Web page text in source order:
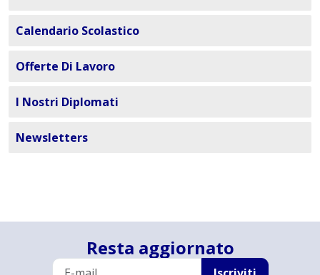
Calendario Scolastico
Offerte Di Lavoro
I Nostri Diplomati
Newsletters
Resta aggiornato